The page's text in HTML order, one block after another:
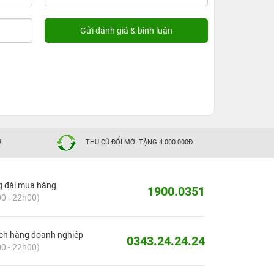
THU CŨ ĐỔI MỚI TẶNG 4.000.000Đ
đài mua hàng
- 22h00)
1900.0351
hàng doanh nghiệp
- 22h00)
0343.24.24.24